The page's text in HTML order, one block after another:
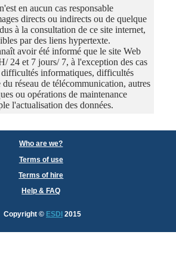
n'est en aucun cas responsable
directs ou indirects ou de quelque
à la consultation de ce site internet,
par des liens hypertexte.
avoir été informé que le site Web
24 et 7 jours/ 7, à l'exception des cas
difficultés informatiques, difficultés
du réseau de télécommunication, autres
ou opérations de maintenance
l'actualisation des données.
Who are we?
Terms of use
Terms of hire
Help & FAQ
Copyright © ESDI 2015